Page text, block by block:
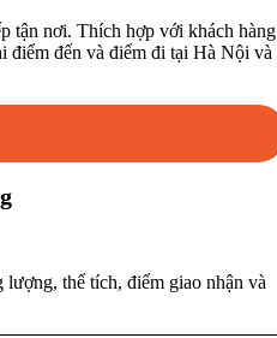
tận nơi. Thích hợp với khách hàng
điểm đến và điểm đi tại Hà Nội và
thể tích, điểm giao nhận và